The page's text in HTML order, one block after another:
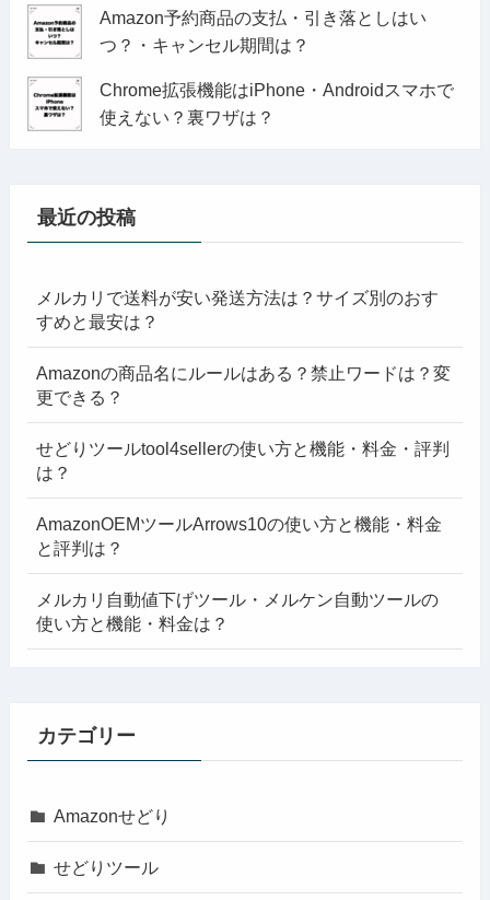
Amazon予約商品の支払・引き落としはい
つ？・キャンセル期間は？
Chrome拡張機能はiPhone・Androidスマホで
使えない？裏ワザは？
最近の投稿
メルカリで送料が安い発送方法は？サイズ別のおす
すめと最安は？
Amazonの商品名にルールはある？禁止ワードは？変
更できる？
せどりツールtool4sellerの使い方と機能・料金・評判
は？
AmazonOEMツールArrows10の使い方と機能・料金
と評判は？
メルカリ自動値下げツール・メルケン自動ツールの
使い方と機能・料金は？
カテゴリー
Amazonせどり
せどりツール